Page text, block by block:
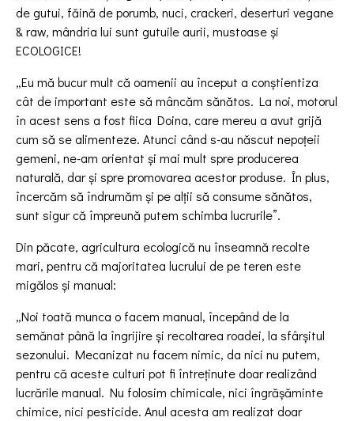
de gutui, făină de porumb, nuci, crackeri, deserturi vegane
& raw, mândria lui sunt gutuile aurii, mustoase și
ECOLOGICE!
„Eu mă bucur mult că oamenii au început a conștientiza
cât de important este să mâncăm sănătos. La noi, motorul
în acest sens a fost fiica Doina, care mereu a avut grijă
cum să se alimenteze. Atunci când s-au născut nepoțeii
gemeni, ne-am orientat și mai mult spre producerea
naturală, dar și spre promovarea acestor produse. În plus,
încercăm să îndrumăm și pe alții să consume sănătos,
sunt sigur că împreună putem schimba lucrurile”.
Din păcate, agricultura ecologică nu înseamnă recolte
mari, pentru că majoritatea lucrului de pe teren este
migălos și manual:
„Noi toată munca o facem manual, începând de la
semănat până la îngrijire și recoltarea roadei, la sfârșitul
sezonului. Mecanizat nu facem nimic, da nici nu putem,
pentru că aceste culturi pot fi întreținute doar realizând
lucrările manual. Nu folosim chimicale, nici îngrășăminte
chimice, nici pesticide. Anul acesta am realizat doar